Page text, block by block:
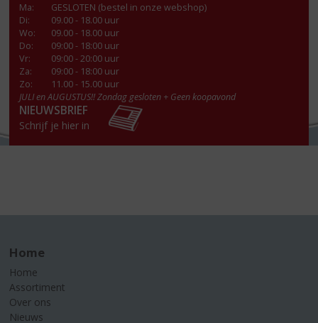
Ma:
GESLOTEN (bestel in onze webshop)
Di:
09.00 - 18.00 uur
Wo:
09.00 - 18.00 uur
Do:
09:00 - 18:00 uur
Vr:
09:00 - 20:00 uur
Za:
09:00 - 18:00 uur
Zo:
11.00 - 15.00 uur
JULI en AUGUSTUS!! Zondag gesloten + Geen koopavond
NIEUWSBRIEF
Schrijf je hier in
Home
Home
Assortiment
Over ons
Nieuws